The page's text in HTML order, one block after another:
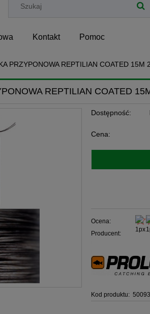
Kontakt Pomoc
PRZYPONOWA REPTILIAN COATED 15M
REPTILIAN COATED
Dostępność:
Cena:
Ocena:
Producent:
Kod produktu: 50093